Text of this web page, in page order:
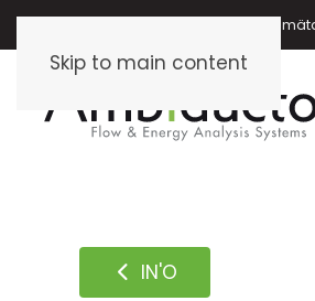
Skip to main content
Energimätare, vattenmätare,
IN'O